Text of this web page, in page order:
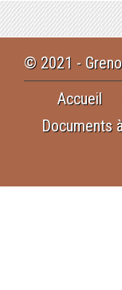
© 2021 -
Accueil
Documents